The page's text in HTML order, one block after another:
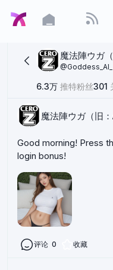
魔法陣ウガ
@Goddess_AI_
6.3万 推特粉丝301
魔法陣ウガ（旧
Good morning! Press
login bonus!
评论 0 收藏